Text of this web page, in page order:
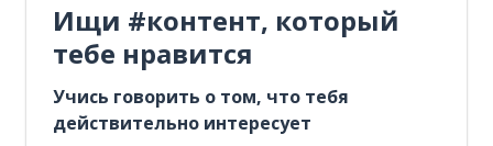
Ищи #контент, который
тебе нравится
Учись говорить о том, что тебя
действительно интересует